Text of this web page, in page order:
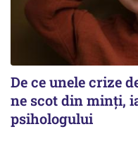
De ce unele crize
ne scot din minți,
psihologului